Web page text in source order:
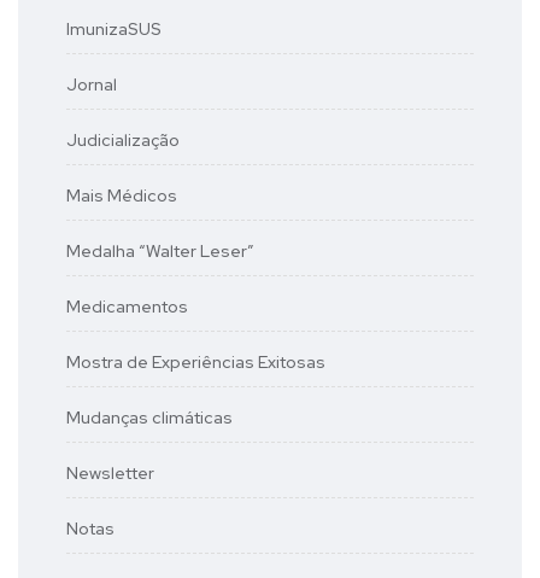
ImunizaSUS
Jornal
Judicialização
Mais Médicos
Medalha “Walter Leser”
Medicamentos
Mostra de Experiências Exitosas
Mudanças climáticas
Newsletter
Notas